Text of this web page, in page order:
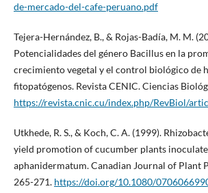
de-mercado-del-cafe-peruano.pdf
Tejera-Hernández, B., & Rojas-Badía, M. M.
Potencialidades del género Bacillus en la
crecimiento vegetal y el control biológico de
fitopatógenos. Revista CENIC. Ciencias
https://revista.cnic.cu/index.php/RevBiol/
Utkhede, R. S., & Koch, C. A. (1999).
yield promotion of cucumber plants
aphanidermatum. Canadian Journal of Plant
265-271. https://doi.org/10.1080/